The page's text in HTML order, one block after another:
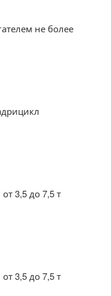
не более
3,5 до 7,5 т
3,5 до 7,5 т